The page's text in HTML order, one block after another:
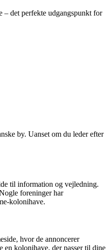
det perfekte udgangspunkt for
by. Uanset om du leder efter
til information og vejledning.
foreninger har
kolonihave.
hvor de annoncerer
en kolonihave, der passer til dine